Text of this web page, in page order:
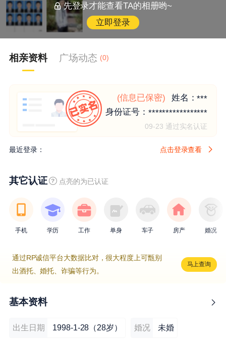
先登录才能查看TA的相册哟~
立即登录
相亲资料 广场动态 (0)
(信息已保密) 姓名：***
身份证号： *****************
09-23 通过实名认证
最近登录： 点击登录查看
其它认证 点亮的为已认证
手机 学历 工作 单身 车子 房产 婚况
通过RP诚信平台大数据比对，很大程度上可甑别
出酒托、婚托、诈骗等行为。
马上查询
基本资料
出生日期 1998-1-28（28岁） 婚况 未婚